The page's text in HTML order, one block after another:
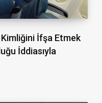
Kimliğini İfşa Etmek
İddiasıyla